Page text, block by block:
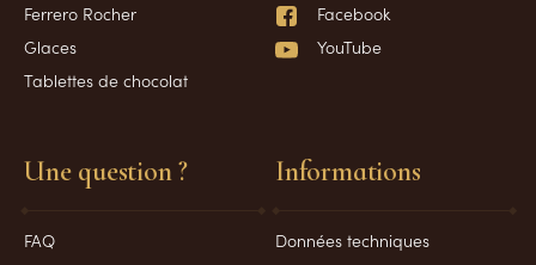
Ferrero Rocher
Glaces
Tablettes de chocolat
Une question ?
FAQ
Informations
Données techniques
Facebook
YouTube